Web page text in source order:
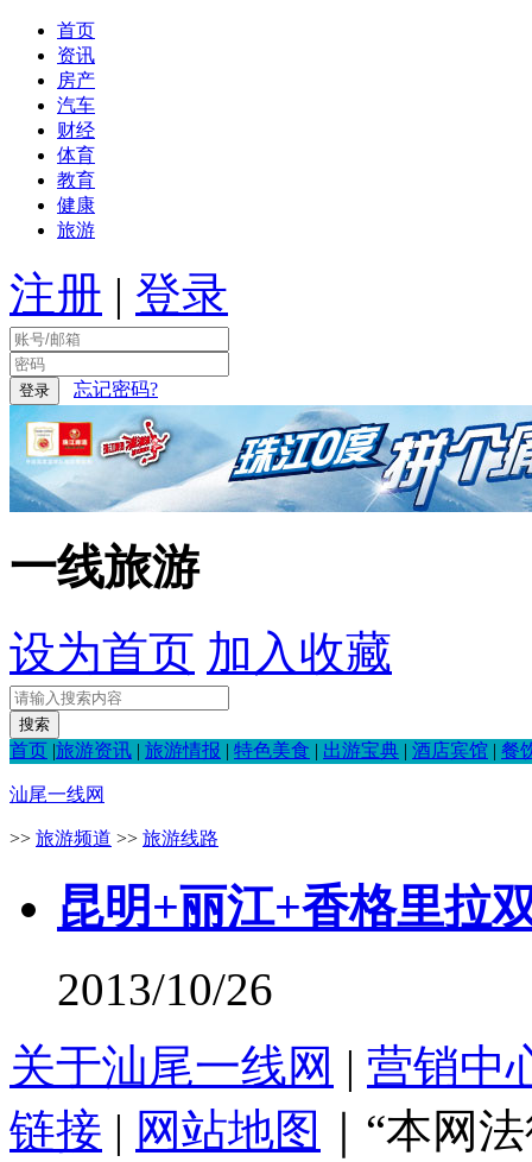
首页
资讯
房产
汽车
财经
体育
教育
健康
旅游
注册 | 登录
忘记密码?
一线旅游
设为首页 加入收藏
首页 |旅游资讯 | 旅游情报 | 特色美食 | 出游宝典 | 酒店宾馆 | 餐
汕尾一线网
>> 旅游频道 >> 旅游线路
昆明+丽江+香格里拉
2013/10/26
关于汕尾一线网 | 营销中
链接 | 网站地图
｜“本网